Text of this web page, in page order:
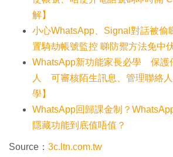
解】
小心WhatsApp、Signal對話被偷
置騎劫帳號監控 睇防禦方法免中
WhatsApp新功能家長必學 保護
人 可審核陌生訊息、管理聯絡
學】
WhatsApp回歸課金制？
隱藏功能到底值唔值？
Source： 3c.ltn.com.tw